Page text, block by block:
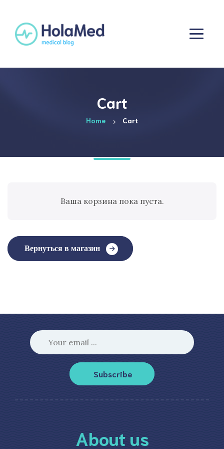
Cart
Home Cart
Ваша корзина пока пуста.
Вернуться в магазин
Subscribe
About us